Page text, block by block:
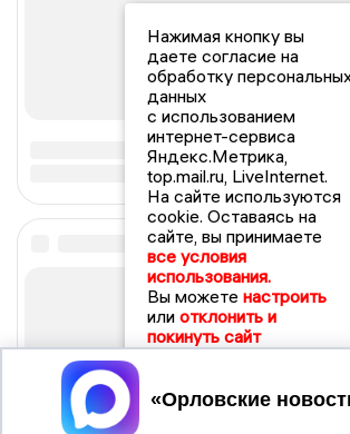
Нажимая кнопку вы
даете согласие на
обработку
данных
с использованием
интернет-сервиса
Яндекс.Метрика,
top.mail.ru, LiveInternet.
На сайте используются
cookie. Оставаясь на
сайте, вы принимаете
все условия
использования.
Вы можете настроить
или отклонить и
покинуть сайт
Принять